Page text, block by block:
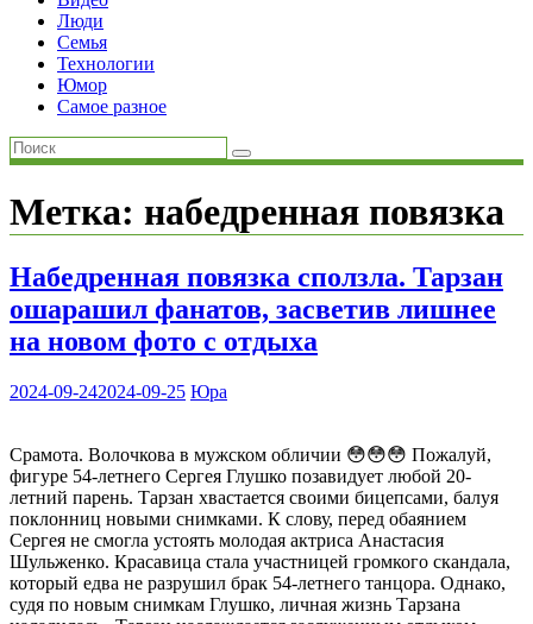
Люди
Семья
Технологии
Юмор
Самое разное
Метка: набедренная повязка
Набедренная повязка сползла. Тарзан
ошарашил фанатов, засветив лишнее
на новом фото с отдыха
2024-09-242024-09-25 Юра
Срамота. Волочкова в мужском обличии 😳😳😳 Пожалуй,
фигуре 54-летнего Сергея Глушко позавидует любой 20-
летний парень. Тарзан хвастается своими бицепсами, балуя
поклонниц новыми снимками. К слову, перед обаянием
Сергея не смогла устоять молодая актриса Анастасия
Шульженко. Красавица стала участницей громкого скандала,
который едва не разрушил брак 54-летнего танцора. Однако,
судя по новым снимкам Глушко, личная жизнь Тарзана